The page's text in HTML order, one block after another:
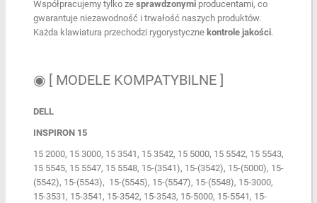
Współpracujemy tylko ze sprawdzonymiproducentami, co
gwarantuje niezawodność i trwałość naszych produktów.
Każda klawiatura przechodzi rygorystyczne kontrole jakości.
◉ [ MODELE KOMPATYBILNE ]
DELL
INSPIRON 15
15 2000, 15 3000, 15 3541, 15 3542, 15 5000, 15 5542, 15 5543,
15 5545, 15 5547, 15 5548, 15-(3541), 15-(3542), 15-(5000), 15-
(5542), 15-(5543), 15-(5545), 15-(5547), 15-(5548), 15-3000,
15-3531, 15-3541, 15-3542, 15-3543, 15-5000, 15-5541, 15-